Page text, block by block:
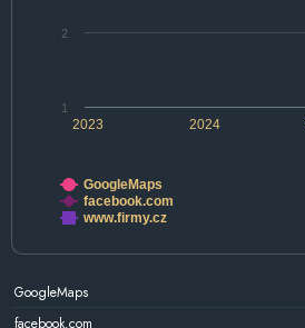
2024
2023
1
2
GoogleMaps
facebook.com
www.firmy.cz
GoogleMaps
facebook.com